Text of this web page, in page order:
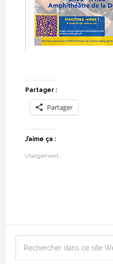
Partager :
Partager
J’aime ça :
chargement…